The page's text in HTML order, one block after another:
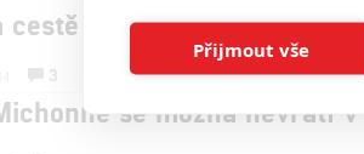
cestě jsou údajně dva
3
se možná nevrátí v
Přijmout vše